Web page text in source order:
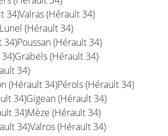
34)Valras (Hérault 34)
(Hérault 34)
34)Poussan (Hérault 34)
Grabels (Hérault 34)
34)
(Hérault 34)Pérols (Hérault 34)
34)Gigean (Hérault 34)
34)Mèze (Hérault 34)
34)Valros (Hérault 34)